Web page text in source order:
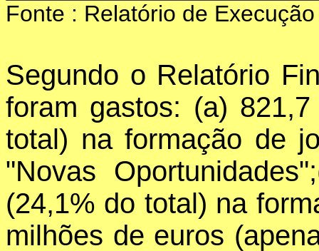
Fonte : Relatório de
Segundo o Relatório
foram gastos: (a)
total) na formação de
"Novas
(24,1% do total) na
milhões de euros